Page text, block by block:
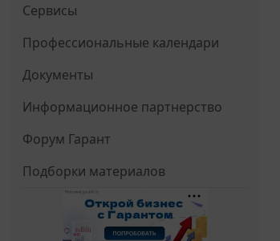
Сервисы
Профессиональные календари
Документы
Информационное партнерство
Форум Гарант
Подборки материалов